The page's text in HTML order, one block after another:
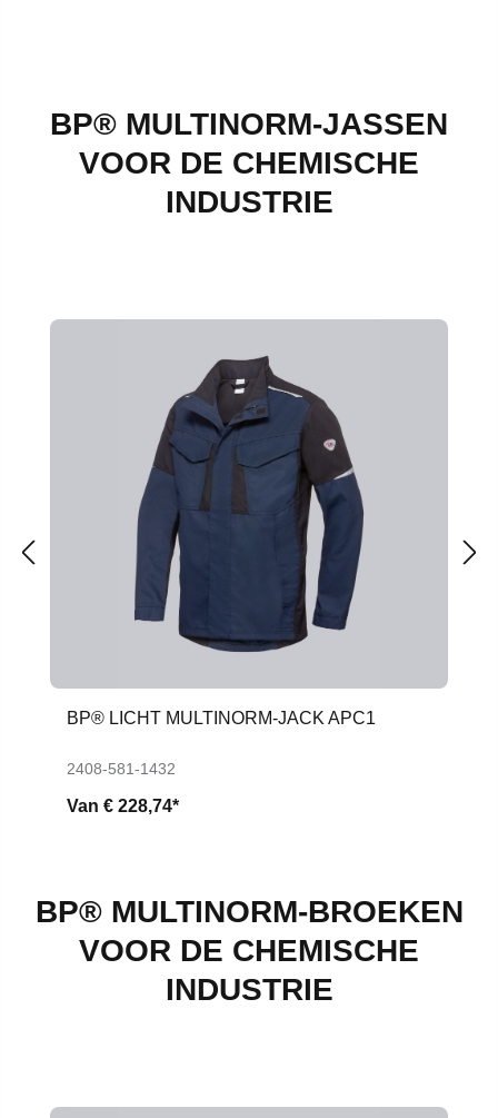
BP® MULTINORM-JASSEN
VOOR DE CHEMISCHE
INDUSTRIE
BP® LICHT MULTINORM-JACK APC1
2408-581-1432
Van € 228,74*
BP® MULTINORM-BROEKEN
VOOR DE CHEMISCHE
INDUSTRIE